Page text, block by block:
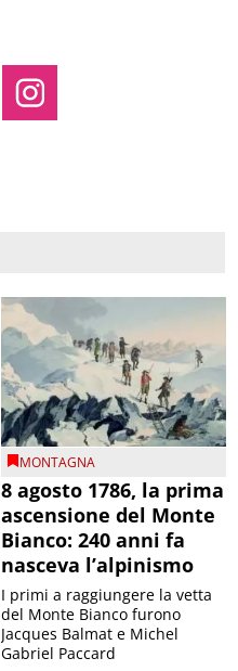
MONTAGNA
8 agosto 1786, la prima
ascensione del Monte
Bianco: 240 anni fa
nasceva l’alpinismo
I primi a raggiungere la vetta
del Monte Bianco furono
Jacques Balmat e Michel
Gabriel Paccard